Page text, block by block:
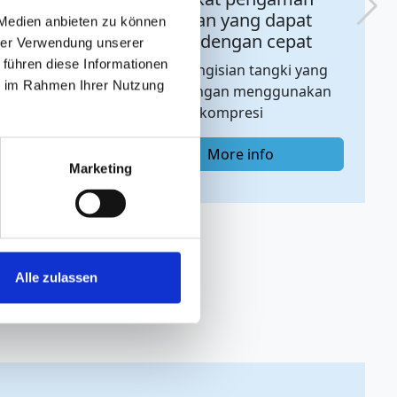
Marketing
Alle zulassen
yang
untuk aerasi dan ventilasi
tangki yang bebas debu
More info